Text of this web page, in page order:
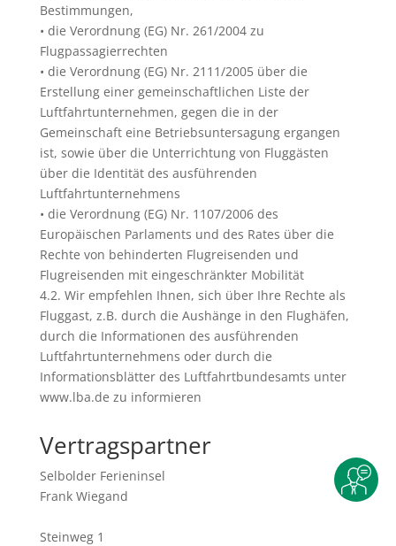
Bestimmungen,
• die Verordnung (EG) Nr. 261/2004 zu
Flugpassagierrechten
• die Verordnung (EG) Nr. 2111/2005 über die
Erstellung einer gemeinschaftlichen Liste der
Luftfahrtunternehmen, gegen die in der
Gemeinschaft eine Betriebsuntersagung ergangen
ist, sowie über die Unterrichtung von Fluggästen
über die Identität des ausführenden
Luftfahrtunternehmens
• die Verordnung (EG) Nr. 1107/2006 des
Europäischen Parlaments und des Rates über die
Rechte von behinderten Flugreisenden und
Flugreisenden mit eingeschränkter Mobilität
4.2. Wir empfehlen Ihnen, sich über Ihre Rechte als
Fluggast, z.B. durch die Aushänge in den Flughäfen,
durch die Informationen des ausführenden
Luftfahrtunternehmens oder durch die
Informationsblätter des Luftfahrtbundesamts unter
www.lba.de zu informieren
Vertragspartner
Selbolder Ferieninsel
Frank Wiegand
Steinweg 1